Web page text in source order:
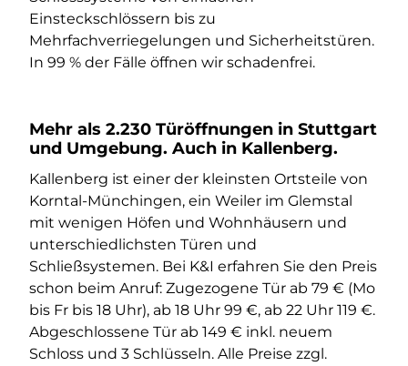
Einsteckschlössern bis zu
Mehrfachverriegelungen und Sicherheitstüren.
In 99 % der Fälle öffnen wir schadenfrei.
Mehr als 2.230 Türöffnungen in Stuttgart
und Umgebung. Auch in Kallenberg.
Kallenberg ist einer der kleinsten Ortsteile von
Korntal-Münchingen, ein Weiler im Glemstal
mit wenigen Höfen und Wohnhäusern und
unterschiedlichsten Türen und
Schließsystemen. Bei K&I erfahren Sie den Preis
schon beim Anruf: Zugezogene Tür ab 79 € (Mo
bis Fr bis 18 Uhr), ab 18 Uhr 99 €, ab 22 Uhr 119 €.
Abgeschlossene Tür ab 149 € inkl. neuem
Schloss und 3 Schlüsseln. Alle Preise zzgl.